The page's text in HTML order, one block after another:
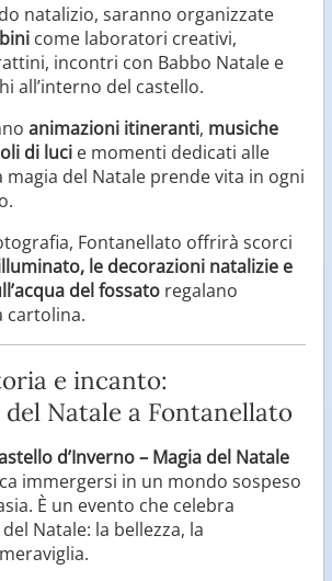
natalizio, saranno organizzate
come laboratori creativi,
incontri con Babbo Natale e
all’interno del castello.
animazioni itineranti, musiche
di luci e momenti dedicati alle
magia del Natale prende vita in ogni
Fontanellato offrirà scorci
le decorazioni natalizie e
del fossato regalano
cartolina.
e incanto:
del Natale a Fontanellato
d’Inverno – Magia del Natale
immergersi in un mondo sospeso
È un evento che celebra
del Natale: la bellezza, la